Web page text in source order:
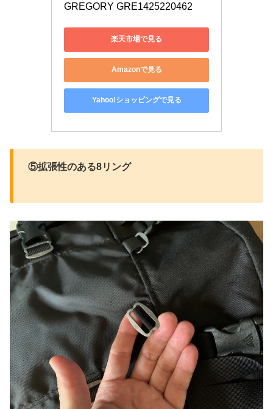
GREGORY GRE1425220462
楽天市場で見る
Amazonで見る
Yahoo!ショッピングで見る
⑤拡張性のある8リング